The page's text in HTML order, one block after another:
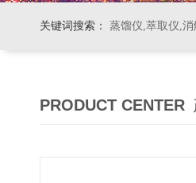
关键词搜索： 蒸馏仪,萃取仪,
PRODUCT CENTER